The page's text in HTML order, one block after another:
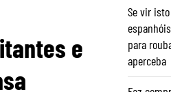
e
Se vir
para
aperceba